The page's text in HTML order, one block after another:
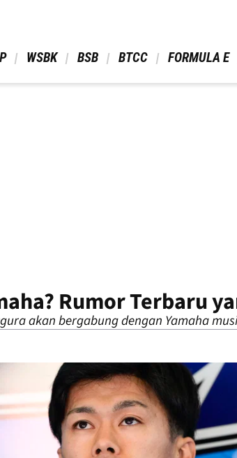
WSBK BSB BTCC FORMULA E
Rumor Terbaru
akan bergabung dengan Yamaha